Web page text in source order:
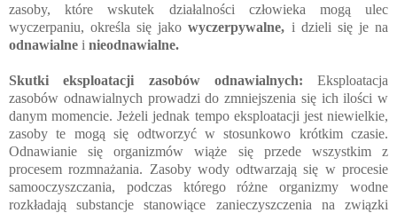
zasoby, które wskutek działalności człowieka mogą ulec
wyczerpaniu, określa się jakowyczerpywalne, i dzieli się je na
odnawialne i nieodnawialne.
Skutki eksploatacji zasobów odnawialnych: Eksploatacja
zasobów odnawialnych prowadzi do zmniejszenia się ich ilości w
danym momencie. Jeżeli jednak tempo eksploatacji jest niewielkie,
zasoby te mogą się odtworzyć w stosunkowo krótkim czasie.
Odnawianie się organizmów wiąże się przede wszystkim z
procesem rozmnażania. Zasoby wody odtwarzają się w procesie
samooczyszczania, podczas którego różne organizmy wodne
rozkładają substancje stanowiące zanieczyszczenia na związki